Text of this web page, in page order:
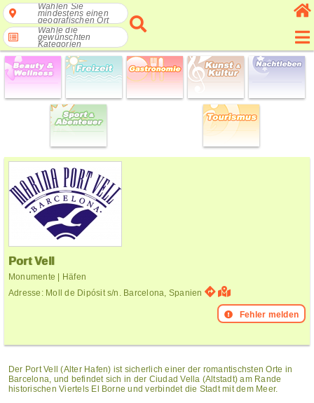
Wählen Sie
mindestens einen
geografischen Ort
Wähle die
gewünschten
Kategorien
Port Vell
Monumente | Häfen
Adresse: Moll de Dipósit s/n. Barcelona, Spanien
Fehler melden
Der Port Vell (Alter Hafen) ist sicherlich einer der romantischsten Orte in
Barcelona, und befindet sich in der Ciudad Vella (Altstadt) am Rande
historischen Viertels El Borne und verbindet die Stadt mit dem Meer.